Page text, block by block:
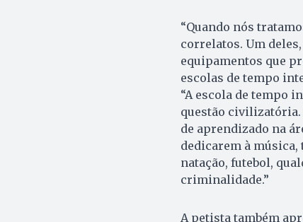
“Quando nós
correlatos. Um
equipamentos que
escolas de tempo
“A escola de tempo
questão civilizatória.
de aprendizado na
dedicarem à música,
natação, futebol,
criminalidade.”
A petista também